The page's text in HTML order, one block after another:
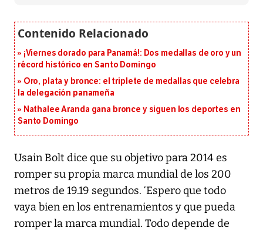
¡Viernes dorado para Panamá!: Dos medallas de oro y un
récord histórico en Santo Domingo
Oro, plata y bronce: el triplete de medallas que celebra
la delegación panameña
Nathalee Aranda gana bronce y siguen los deportes en
Santo Domingo
Usain Bolt dice que su objetivo para 2014 es
romper su propia marca mundial de los 200
metros de 19.19 segundos. ‘Espero que todo
vaya bien en los entrenamientos y que pueda
romper la marca mundial. Todo depende de